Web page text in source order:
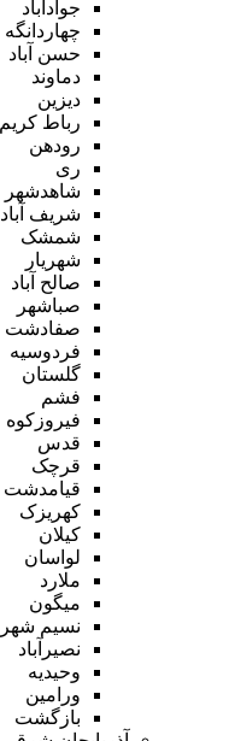
جوادآباد
چهاردانگه
حسن آباد
دماوند
دیزین
رباط کریم
رودهن
ری
شاهدشهر
شریف آباد
شمشک
شهریار
صالح آباد
صباشهر
صفادشت
فردوسیه
گلستان
فشم
فیروزکوه
قدس
قرچک
قیامدشت
کهریزک
کیلان
لواسان
ملارد
میگون
نسیم شهر
نصیرآباد
وحیدیه
ورامین
بازگشت